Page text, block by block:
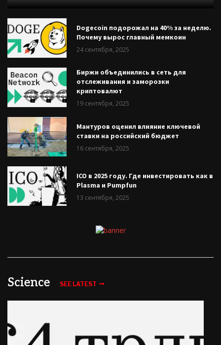
Dogecoin подорожал на 40% за неделю.
Почему вырос главный мемкоин
24 сентября, 2025
Биржи объединились в сеть для
отслеживания и заморозки
криптовалют
19 сентября, 2025
Мантуров оценил влияние ключевой
ставки на российский бюджет
16 сентября, 2025
ICO в 2025 году. Где инвестировать как в
Plasma и Pumpfun
13 сентября, 2025
Science SEE LATEST